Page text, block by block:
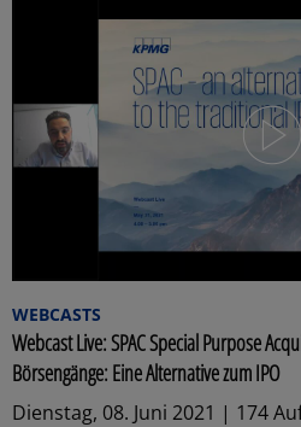
WEBCASTS
Webcast Live: SPAC Special Purpose
Börsengänge: Eine Alternative zum IPO
Dienstag, 08. Juni 2021 | 174